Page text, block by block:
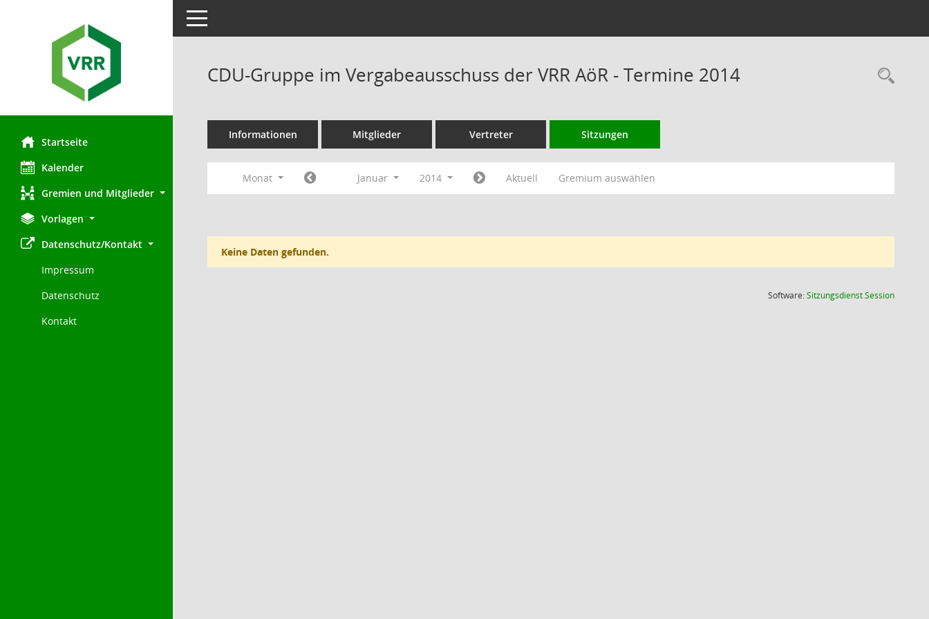
Startseite
Kalender
Gremien und Mitglieder
Vorlagen
Datenschutz/Kontakt
Impressum
Datenschutz
Kontakt
Toggle navigation
CDU-Gruppe im Vergabeausschuss der VRR AöR - Termine 2014
Informationen Mitglieder Vertreter Sitzungen
Monat Januar 2014 Aktuell Gremium auswählen
Keine Daten gefunden.
Software:SitzungsdienstSession(Wird in